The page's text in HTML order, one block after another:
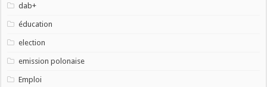
dab+
éducation
election
emission polonaise
Emploi